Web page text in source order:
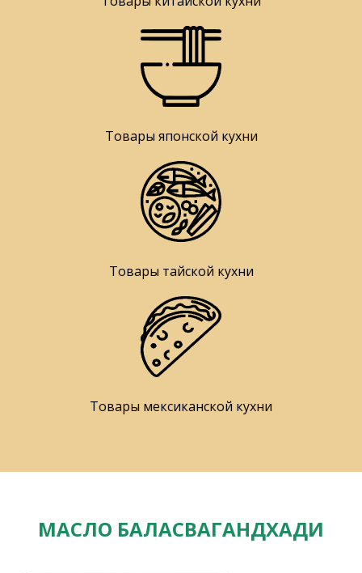
Товары японской кухни
Товары тайской кухни
Товары мексиканской кухни
МАСЛО БАЛАСВАГАНДХАДИ